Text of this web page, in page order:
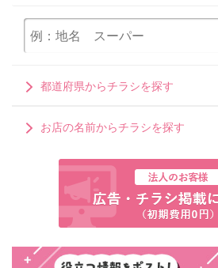
都道府県からチラシを探す
お店の名前からチラシを探す